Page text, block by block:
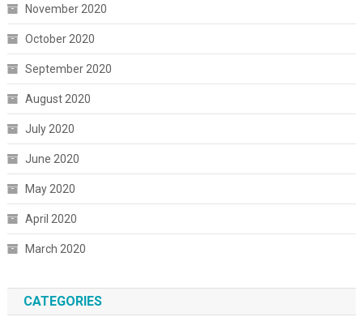
November 2020
October 2020
September 2020
August 2020
July 2020
June 2020
May 2020
April 2020
March 2020
CATEGORIES